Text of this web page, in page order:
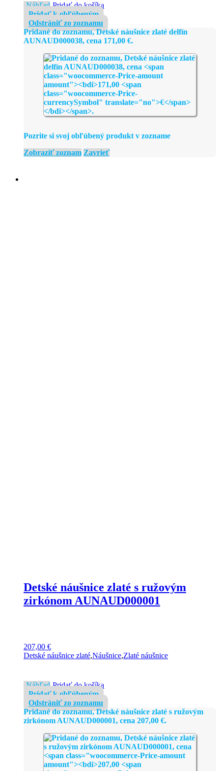
Náhľad Pridať do košíka
Pridať k obľúbeným
Odstrániť zo zoznamu
Pridané do zoznamu, Detské náušnice zlaté delfín
AUNAUD000038, cena 171,00 €.
Pozrite si svoj obľúbený produkt v zozname
Zobraziť zoznam Zavrieť
Detské náušnice zlaté s ružovým
zirkónom AUNAUD000001
207,00 €
Detské náušnice zlaté,Náušnice,Zlaté náušnice
Náhľad Pridať do košíka
Pridať k obľúbeným
Odstrániť zo zoznamu
Pridané do zoznamu, Detské náušnice zlaté s ružovým
zirkónom AUNAUD000001, cena 207,00 €.